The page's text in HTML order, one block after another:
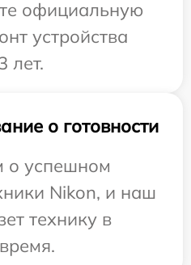
официальную
устройства
лет.
о готовности
успешном
Nikon, и наш
технику в